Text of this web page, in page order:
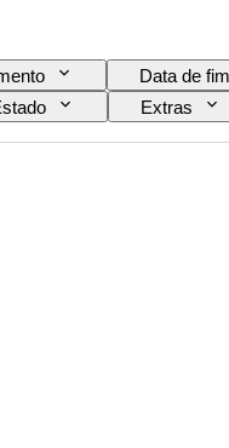
Data de fim
Extras
de enchimento do vinho